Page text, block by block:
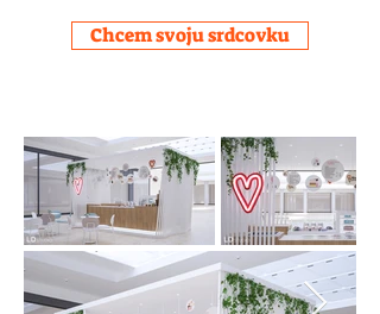
Chcem svoju srdcovku